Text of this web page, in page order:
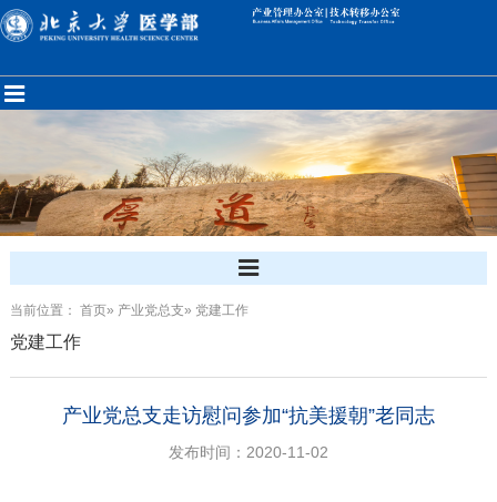
当前位置： 首页» 产业党总支» 党建工作
党建工作
产业党总支走访慰问参加“抗美援朝”老同志
发布时间：2020-11-02